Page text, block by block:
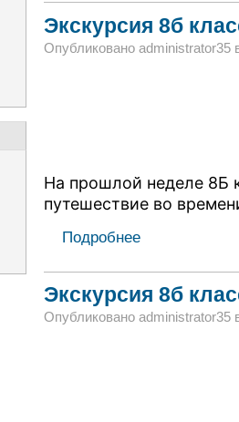
Экскурсия 8б
Опубликовано administrator35
На прошлой неделе 8Б
путешествие во
Подробнее
Экскурсия 8б
Опубликовано administrator35